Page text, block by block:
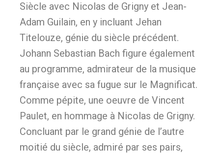
Siècle avec Nicolas de Grigny et Jean-
Adam Guilain, en y incluant Jehan
Titelouze, génie du siècle précédent.
Johann Sebastian Bach figure également
au programme, admirateur de la musique
française avec sa fugue sur le Magnificat.
Comme pépite, une oeuvre de Vincent
Paulet, en hommage à Nicolas de Grigny.
Concluant par le grand génie de l’autre
moitié du siècle, admiré par ses pairs,